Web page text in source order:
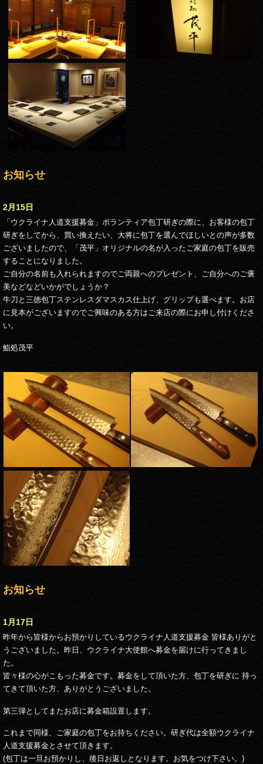
お知らせ
2月15日
「ウクライナ人道支援募金」ボランティア包丁研ぎの際に、お客様の包丁
研ぎをしてから、買い換えたい、大将に包丁を選んでほしいとの声が多数
ございましたので、「茂平」オリジナルの名が入ったご家庭の包丁を販売
することになりました。
ご自分の名前も入れられますのでご両親へのプレゼント、ご自分へのご褒
美などなどいかがでしょうか？
牛刀と三徳包丁ステンレスダマスカス仕上げ、グリップも選べます。お店
に見本がございますのでご興味のある方はご来店の際にお申し付けくださ
い。
鮨処茂平
お知らせ
1月17日
昨年から皆様からお預かりしているウクライナ人道支援募金 皆様ありがと
うございました。昨日、ウクライナ大使館へ募金を届けに行ってきまし
た。
皆々様の心がこもった募金です。募金をして頂いた方、包丁を研ぎに 持っ
てきて頂いた方、ありがとうございました。
第三弾としてまたお店に募金箱設置します。
これまで同様、ご家庭の包丁をお持ちください。研ぎ代は全額ウクライナ
人道支援募金とさせて頂きます。
(包丁は一旦お預かりし、後日お返しとなります。お気をつけ下さい。)